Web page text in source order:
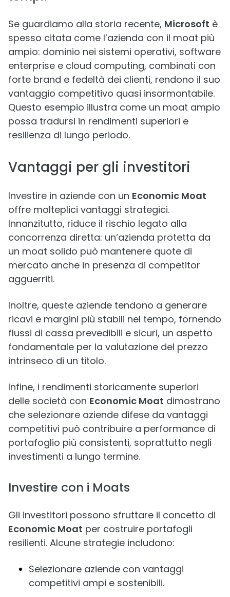
Se guardiamo alla storia recente, Microsoft è
spesso citata come l’azienda con il moat più
ampio: dominio nei sistemi operativi, software
enterprise e cloud computing, combinati con
forte brand e fedeltà dei clienti, rendono il suo
vantaggio competitivo quasi insormontabile.
Questo esempio illustra come un moat ampio
possa tradursi in rendimenti superiori e
resilienza di lungo periodo.
Vantaggi per gli investitori
Investire in aziende con un Economic Moat
offre molteplici vantaggi strategici.
Innanzitutto, riduce il rischio legato alla
concorrenza diretta: un’azienda protetta da
un moat solido può mantenere quote di
mercato anche in presenza di competitor
agguerriti.
Inoltre, queste aziende tendono a generare
ricavi e margini più stabili nel tempo, fornendo
flussi di cassa prevedibili e sicuri, un aspetto
fondamentale per la valutazione del prezzo
intrinseco di un titolo.
Infine, i rendimenti storicamente superiori
delle società con Economic Moat dimostrano
che selezionare aziende difese da vantaggi
competitivi può contribuire a performance di
portafoglio più consistenti, soprattutto negli
investimenti a lungo termine.
Investire con i Moats
Gli investitori possono sfruttare il concetto di
Economic Moat per costruire portafogli
resilienti. Alcune strategie includono:
Selezionare aziende con vantaggi
competitivi ampi e sostenibili.